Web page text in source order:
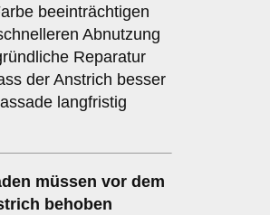
beeinträchtigen
Abnutzung
Reparatur
der Anstrich besser
langfristig
müssen vor dem
behoben